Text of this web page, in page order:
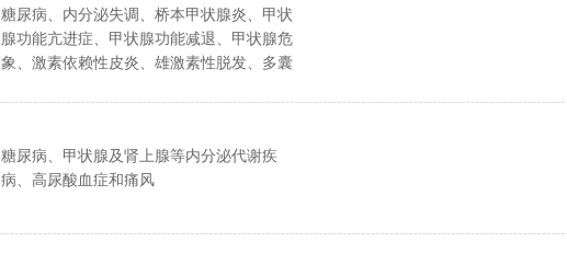
糖尿病、内分泌失调、桥本甲状腺炎、甲状
腺功能亢进症、甲状腺功能减退、甲状腺危
象、激素依赖性皮炎、雄激素性脱发、多囊
糖尿病、甲状腺及肾上腺等内分泌代谢疾
病、高尿酸血症和痛风